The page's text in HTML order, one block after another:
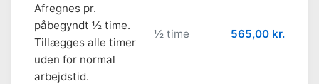
Afregnes pr.
påbegyndt ½ time.
Tillægges alle timer
uden for normal
arbejdstid.
½ time 565,00 kr.